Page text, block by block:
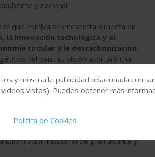
y nacional.
que Huelva se encuentra inmersa en
la innovación tecnológica y el
circular y la descarbonización
del país, su visión aportará una
española en los próximos años.
y de procesos en España, con
industrial de gran alcance y
y mostrarle publicidad relacionada con
vistos). Puedes obtener más
Política de Cookies